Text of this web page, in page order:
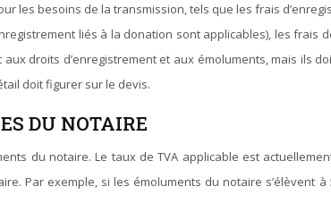
les besoins de la transmission, tels que les frais
liés à la donation sont applicables), les
droits d’enregistrement et aux émoluments, mais ils
doit figurer sur le devis.
DU NOTAIRE
du notaire. Le taux de TVA applicable est
Par exemple, si les émoluments du notaire s’élèvent